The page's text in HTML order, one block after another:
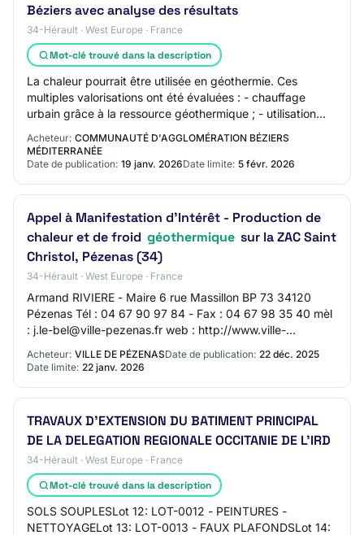
Béziers avec analyse des résultats
34-Hérault · West Europe · France
Mot-clé trouvé dans la description
La chaleur pourrait être utilisée en géothermie. Ces
multiples valorisations ont été évaluées : - chauffage
urbain grâce à la ressource géothermique ; - utilisation
pour la production d'eau potable.…
Acheteur: COMMUNAUTÉ D'AGGLOMÉRATION BÉZIERS
MÉDITERRANÉE
Date de publication: 19 janv. 2026Date limite: 5 févr. 2026
Appel à Manifestation d'Intérêt - Production de
chaleur et de froid géothermique sur la ZAC Saint
Christol, Pézenas (34)
34-Hérault · West Europe · France
Armand RIVIERE - Maire 6 rue Massillon BP 73 34120
Pézenas Tél : 04 67 90 97 84 - Fax : 04 67 98 35 40 mèl
: j.le-bel@ville-pezenas.fr web : http://www.ville-
pezenas.fr SIRET 21340199500013 Objet : A…
Acheteur: VILLE DE PÉZENASDate de publication: 22 déc. 2025
Date limite: 22 janv. 2026
TRAVAUX D’EXTENSION DU BATIMENT PRINCIPAL
DE LA DELEGATION REGIONALE OCCITANIE DE L’IRD
34-Hérault · West Europe · France
Mot-clé trouvé dans la description
SOLS SOUPLESLot 12: LOT-0012 - PEINTURES -
NETTOYAGELot 13: LOT-0013 - FAUX PLAFONDSLot 14: